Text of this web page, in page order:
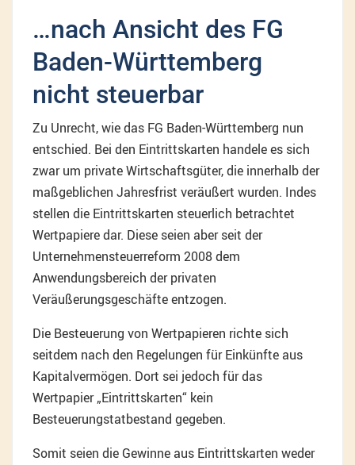
…nach Ansicht des FG
Baden-Württemberg
nicht steuerbar
Zu Unrecht, wie das FG Baden-Württemberg nun
entschied. Bei den Eintrittskarten handele es sich
zwar um private Wirtschaftsgüter, die innerhalb der
maßgeblichen Jahresfrist veräußert wurden. Indes
stellen die Eintrittskarten steuerlich betrachtet
Wertpapiere dar. Diese seien aber seit der
Unternehmensteuerreform 2008 dem
Anwendungsbereich der privaten
Veräußerungsgeschäfte entzogen.
Die Besteuerung von Wertpapieren richte sich
seitdem nach den Regelungen für Einkünfte aus
Kapitalvermögen. Dort sei jedoch für das
Wertpapier „Eintrittskarten“ kein
Besteuerungstatbestand gegeben.
Somit seien die Gewinne aus Eintrittskarten weder